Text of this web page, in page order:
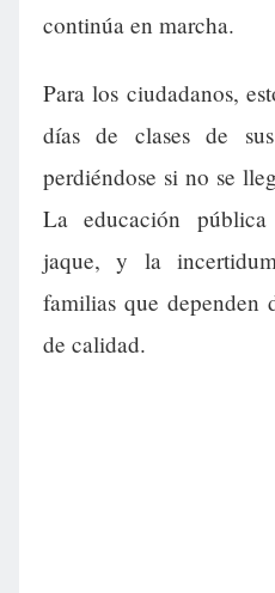
continúa en marcha.
Para los ciudadanos,
días de clases de
perdiéndose si no se
La educación
jaque, y la
familias que dependen
de calidad.